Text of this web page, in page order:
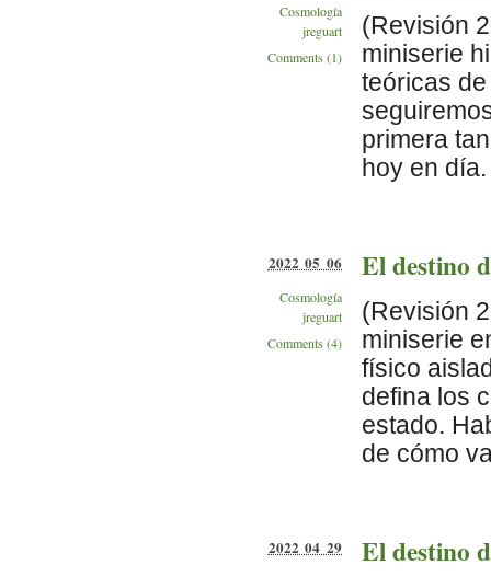
(Revisión
miniserie
teóricas
primera
hoy en
Cosmología
jreguart
Comments (1)
El destino
(Revisión
miniserie
físico
defina los
estado.
de cómo
2022 05 06
Cosmología
jreguart
Comments (4)
El destino
2022 04 29